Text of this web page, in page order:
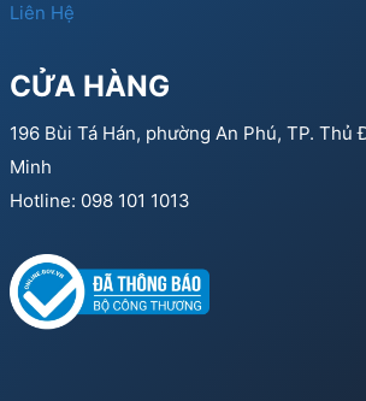
Liên Hệ
CỬA HÀNG
196 Bùi Tá Hán, phường An Phú, TP. Thủ
Minh
Hotline: 098 101 1013